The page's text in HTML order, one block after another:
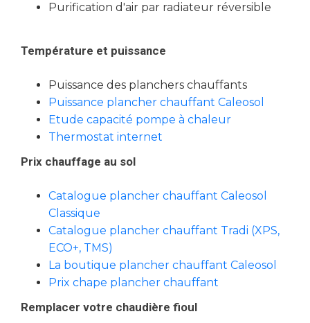
Purification d'air par radiateur réversible
Température et puissance
Puissance des planchers chauffants
Puissance plancher chauffant Caleosol
Etude capacité pompe à chaleur
Thermostat internet
Prix chauffage au sol
Catalogue plancher chauffant Caleosol
Classique
Catalogue plancher chauffant Tradi (XPS,
ECO+, TMS)
La boutique plancher chauffant Caleosol
Prix chape plancher chauffant
Remplacer votre chaudière fioul